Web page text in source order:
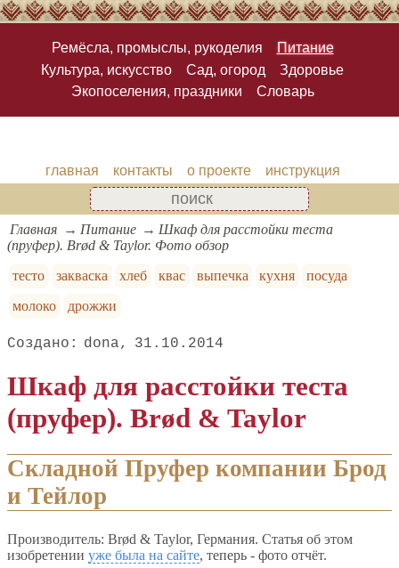
Ремёсла, промыслы, рукоделия
Питание
Культура, искусство
Сад, огород
Здоровье
Экопоселения, праздники
Словарь
главная контакты о проекте инструкция
Главная Питание
Шкаф для расстойки теста
(пруфер). Brød & Taylor. Фото обзор
тесто
закваска хлеб квас выпечка кухня
посуда
молоко
дрожжи
dona 31.10.2014
Шкаф для расстойки теста
(пруфер). Brød & Taylor
Складной Пруфер компании Брод
и Тейлор
Производитель: Brød & Taylor, Германия. Статья об этом
изобретении уже была на сайте, теперь - фото отчёт.